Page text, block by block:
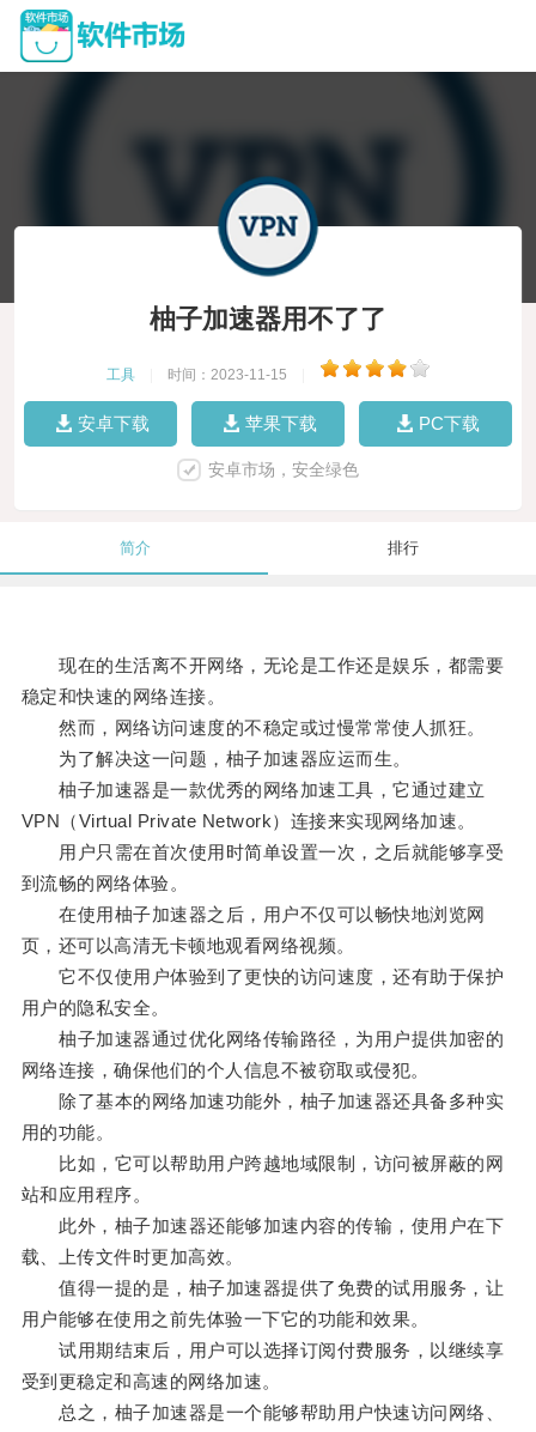
柚子加速器用不了了
工具 时间：2023-11-15
安卓下载 苹果下载 PC下载
安卓市场，安全绿色
简介 排行
现在的生活离不开网络，无论是工作还是娱乐，都需要
稳定和快速的网络连接。
然而，网络访问速度的不稳定或过慢常常使人抓狂。
为了解决这一问题，柚子加速器应运而生。
柚子加速器是一款优秀的网络加速工具，它通过建立
VPN（Virtual Private Network）连接来实现网络加速。
用户只需在首次使用时简单设置一次，之后就能够享受
到流畅的网络体验。
在使用柚子加速器之后，用户不仅可以畅快地浏览网
页，还可以高清无卡顿地观看网络视频。
它不仅使用户体验到了更快的访问速度，还有助于保护
用户的隐私安全。
柚子加速器通过优化网络传输路径，为用户提供加密的
网络连接，确保他们的个人信息不被窃取或侵犯。
除了基本的网络加速功能外，柚子加速器还具备多种实
用的功能。
比如，它可以帮助用户跨越地域限制，访问被屏蔽的网
站和应用程序。
此外，柚子加速器还能够加速内容的传输，使用户在下
载、上传文件时更加高效。
值得一提的是，柚子加速器提供了免费的试用服务，让
用户能够在使用之前先体验一下它的功能和效果。
试用期结束后，用户可以选择订阅付费服务，以继续享
受到更稳定和高速的网络加速。
总之，柚子加速器是一个能够帮助用户快速访问网络、